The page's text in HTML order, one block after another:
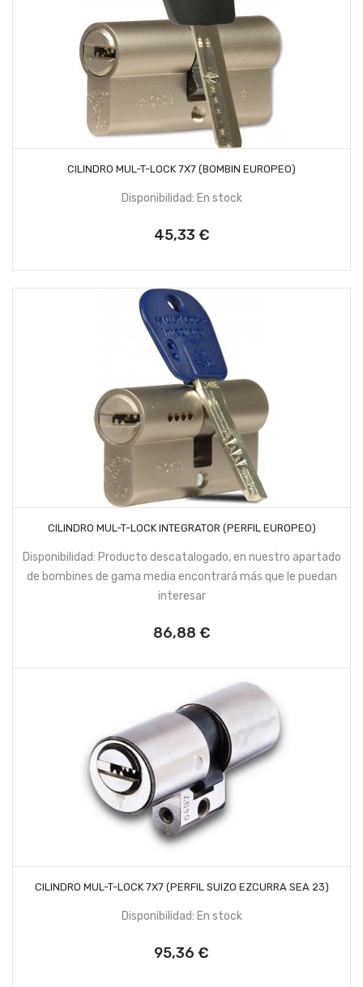
AÑADIR AL CARRITO
CILINDRO MUL-T-LOCK 7X7 (BOMBIN EUROPEO)
Disponibilidad: En stock
Precio
45,33 €
AÑADIR AL CARRITO
CILINDRO MUL-T-LOCK INTEGRATOR (PERFIL EUROPEO)
Disponibilidad: Producto descatalogado, en nuestro apartado
de bombines de gama media encontrará más que le puedan
interesar
Precio
86,88 €
AÑADIR AL CARRITO
CILINDRO MUL-T-LOCK 7X7 (PERFIL SUIZO EZCURRA SEA 23)
Disponibilidad: En stock
Precio
95,36 €